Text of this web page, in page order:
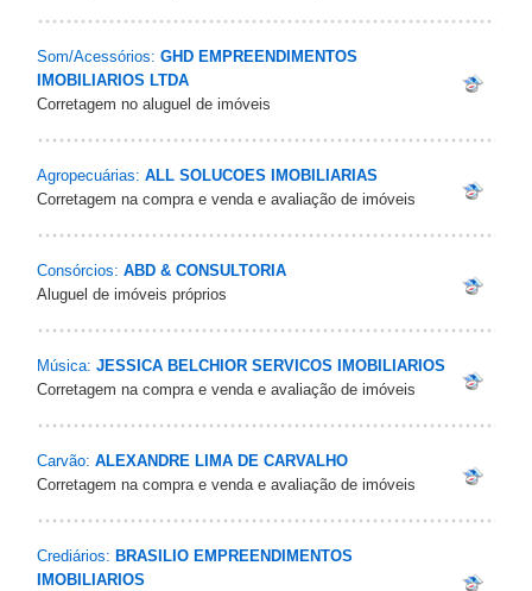
Som/Acessórios: GHD EMPREENDIMENTOS
IMOBILIARIOS LTDA
Corretagem no aluguel de imóveis
Agropecuárias: ALL SOLUCOES IMOBILIARIAS
Corretagem na compra e venda e avaliação de imóveis
Consórcios: ABD & CONSULTORIA
Aluguel de imóveis próprios
Música: JESSICA BELCHIOR SERVICOS IMOBILIARIOS
Corretagem na compra e venda e avaliação de imóveis
Carvão: ALEXANDRE LIMA DE CARVALHO
Corretagem na compra e venda e avaliação de imóveis
Crediários: BRASILIO EMPREENDIMENTOS
IMOBILIARIOS